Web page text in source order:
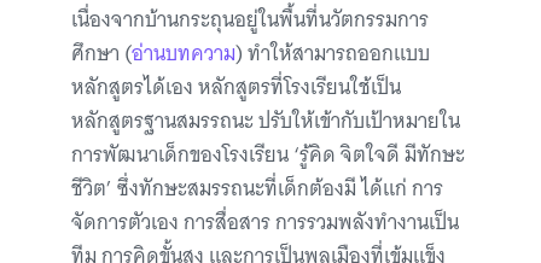
เนื่องจากบ้านกระถุนอยู่ในพื้นที่นวัตกรรมการ
ศึกษา (อ่านบทความ) ทำให้สามารถออกแบบ
หลักสูตรได้เอง หลักสูตรที่โรงเรียนใช้เป็น
หลักสูตรฐานสมรรถนะ ปรับให้เข้ากับเป้าหมายใน
การพัฒนาเด็กของโรงเรียน ‘รู้คิด จิตใจดี มีทักษะ
ชีวิต’ ซึ่งทักษะสมรรถนะที่เด็กต้องมี ได้แก่ การ
จัดการตัวเอง การสื่อสาร การรวมพลังทำงานเป็น